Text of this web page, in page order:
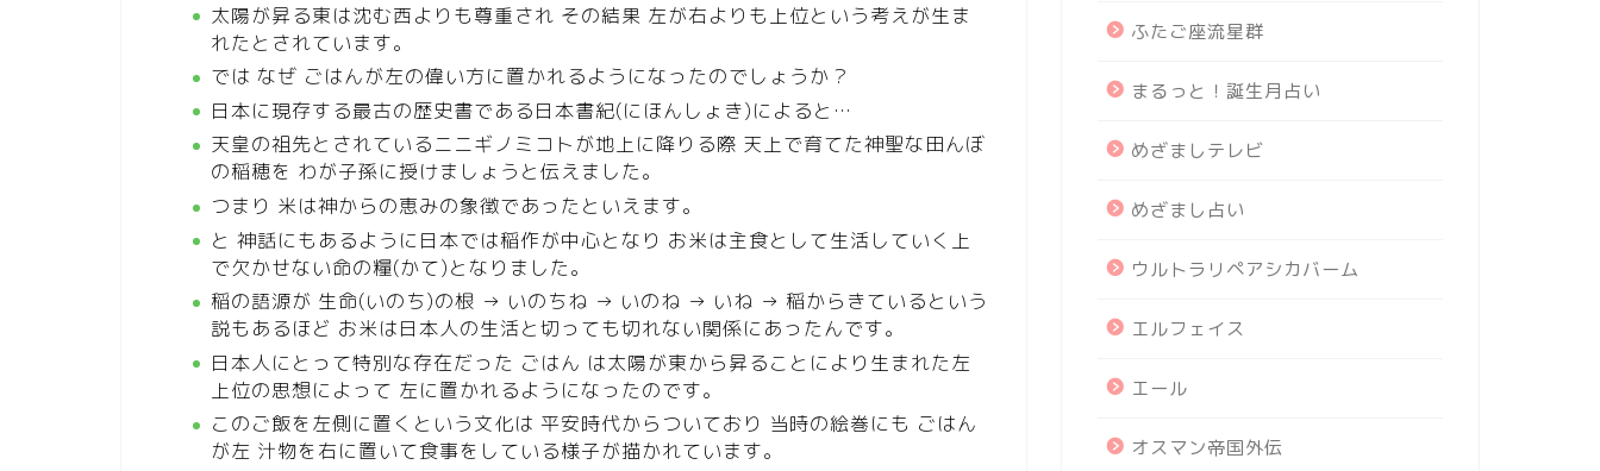
太陽が昇る東は沈む西よりも尊重され その結果 左が右よりも上位という考えが生ま
れたとされています。
では なぜ ごはんが左の偉い方に置かれるようになったのでしょうか？
日本に現存する最古の歴史書である日本書紀(にほんしょき)によると…
天皇の祖先とされているニニギノミコトが地上に降りる際 天上で育てた神聖な田んぼ
の稲穂を わが子孫に授けましょうと伝えました。
つまり 米は神からの恵みの象徴であったといえます。
と 神話にもあるように日本では稲作が中心となり お米は主食として生活していく上
で欠かせない命の糧(かて)となりました。
稲の語源が 生命(いのち)の根 → いのちね → いのね → いね → 稲からきているという
説もあるほど お米は日本人の生活と切っても切れない関係にあったんです。
日本人にとって特別な存在だった ごはん は太陽が東から昇ることにより生まれた左
上位の思想によって 左に置かれるようになったのです。
このご飯を左側に置くという文化は 平安時代からついており 当時の絵巻にも ごはん
が左 汁物を右に置いて食事をしている様子が描かれています。
ふたご座流星群
まるっと！誕生月占い
めざましテレビ
めざまし占い
ウルトラリペアシカバーム
エルフェイス
エール
オスマン帝国外伝